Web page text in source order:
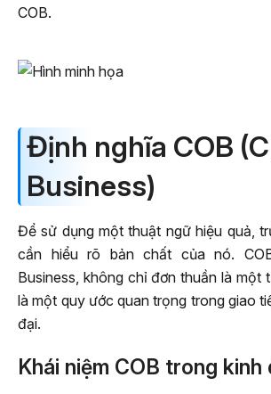
COB.
Định nghĩa COB
Business)
Để sử dụng một thuật ngữ hiệu quả,
cần hiểu rõ bản chất của nó.
Business, không chỉ đơn thuần là một
là một quy ước quan trọng trong giao
đại.
Khái niệm COB trong kinh